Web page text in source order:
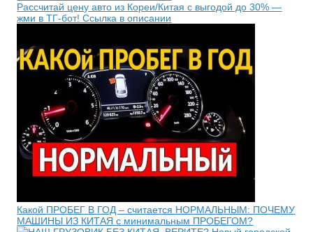
Рассчитай цену авто из Кореи/Китая с выгодой до 30% —
жми в ТГ-бот! Ссылка в описании
Какой ПРОБЕГ В ГОД – считается НОРМАЛЬНЫМ: ПОЧЕМУ
МАШИНЫ ИЗ КИТАЯ с минимальным ПРОБЕГОМ?